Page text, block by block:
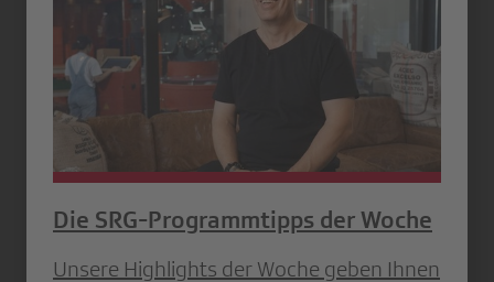
Die SRG-Programmtipps der Woche
Unsere Highlights der Woche geben Ihnen